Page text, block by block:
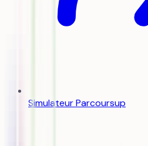
Simulateur Parcoursup